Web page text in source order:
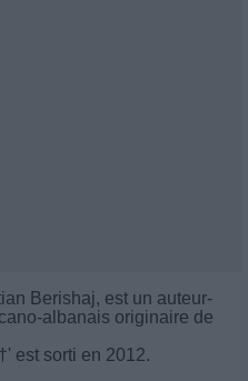
Berishaj, est un auteur-
albanais originaire de
est sorti en 2012.